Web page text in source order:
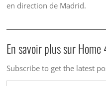
en direction de Madrid.
En savoir plus sur Home
Subscribe to get the latest
Saisissez votre adresse e-mail…